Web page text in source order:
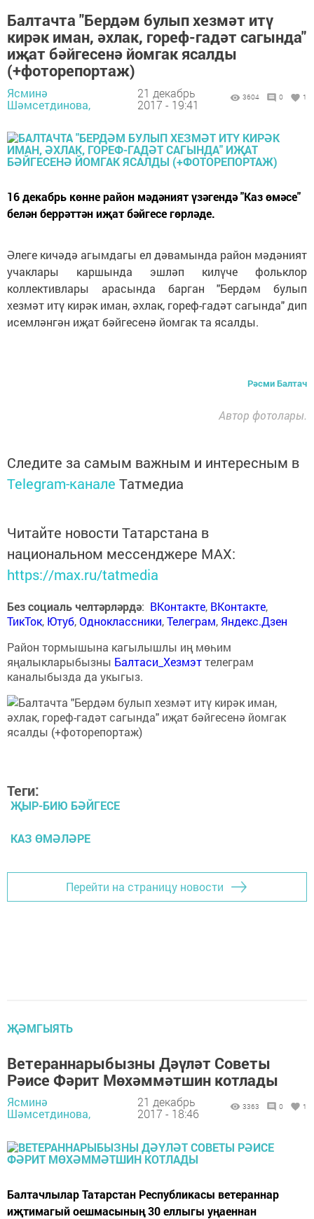
Балтачта "Бердәм булып хезмәт итү
кирәк иман, әхлак, гореф-гадәт сагында"
иҗат бәйгесенә йомгак ясалды
(+фоторепортаж)
Ясминә
Шәмсетдинова,
21 декабрь
2017 - 19:41
3604 0 1
16 декабрь көнне район мәдәният үзәгендә "Каз өмәсе"
белән беррәттән иҗат бәйгесе гөрләде.
Әлеге кичәдә агымдагы ел дәвамында район мәдәният
учаклары каршында эшләп килүче фольклор
коллективлары арасында барган "Бердәм булып
хезмәт итү кирәк иман, әхлак, гореф-гадәт сагында" дип
исемләнгән иҗат бәйгесенә йомгак та ясалды.
Рәсми Балтач
Автор фотолары.
Следите за самым важным и интересным в
Telegram-канале Татмедиа
Читайте новости Татарстана в
национальном мессенджере MАХ:
https://max.ru/tatmedia
Без социаль челтәрләрдә: ВКонтакте, ВКонтакте,
ТикТок, Ютуб,Одноклассники,Телеграм, Яндекс.Дзен
Район тормышына кагылышлы иң мөһим
яңалыкларыбызны Балтаси_Хезмэттелеграм
каналыбызда да укыгыз.
Теги:
ҖЫР-БИЮ БӘЙГЕСЕ
КАЗ ӨМӘЛӘРЕ
Перейти на страницу новости
ҖӘМГЫЯТЬ
Ветераннарыбызны Дәүләт Советы
Рәисе Фәрит Мөхәммәтшин котлады
Ясминә
Шәмсетдинова,
21 декабрь
2017 - 18:46
3363 0 1
Балтачлылар Татарстан Республикасы ветераннар
иҗтимагый оешмасының 30 еллыгы уңаеннан